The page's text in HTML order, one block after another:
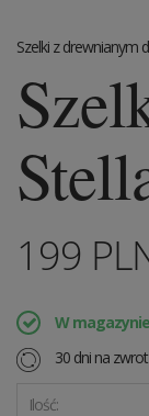
Szelki z drewnianym
199
W magazynie
30 dni na
Ilość: